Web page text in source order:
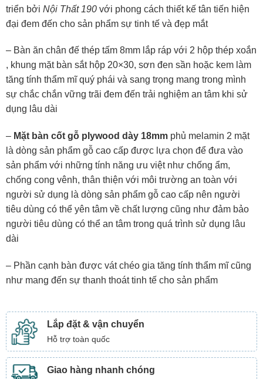
triển bởi Nội Thất 190 với phong cách thiết kế tân tiến hiện
đại đem đến cho sản phẩm sự tinh tế và đẹp mắt
– Bàn ăn chân đế thép tấm 8mm lắp ráp với 2 hộp thép xoắn
, khung mặt bàn sắt hộp 20×30, sơn đen sần hoặc kem làm
tăng tính thẩm mĩ quý phái và sang trọng mang trong mình
sự chắc chắn vững trãi đem đến trải nghiệm an tâm khi sử
dụng lâu dài
– Mặt bàn cốt gỗ plywood dày 18mm phủ melamin 2 mặt
là dòng sản phẩm gỗ cao cấp được lựa chọn để đưa vào
sản phẩm với những tính năng ưu việt như chống ẩm,
chống cong vênh, thân thiện với môi trường an toàn với
người sử dụng là dòng sản phẩm gỗ cao cấp nên người
tiêu dùng có thể yên tâm về chất lượng cũng như đảm bảo
người tiêu dùng có thể an tâm trong quá trình sử dụng lâu
dài
– Phần cạnh bàn được vát chéo gia tăng tính thẩm mĩ cũng
như mang đến sự thanh thoát tinh tế cho sản phẩm
Lắp đặt & vận chuyển
Hỗ trợ toàn quốc
Giao hàng nhanh chóng